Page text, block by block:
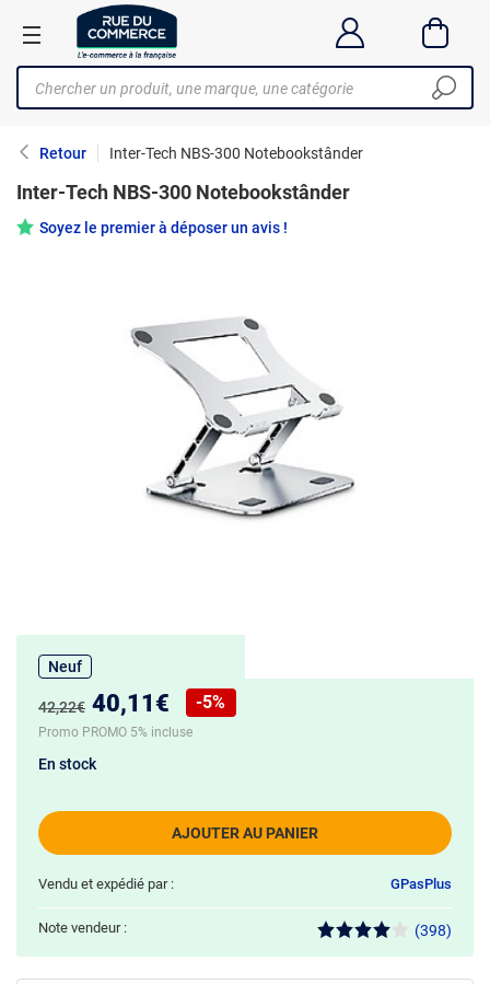
Retour Inter-Tech NBS-300 Notebookstânder
Inter-Tech NBS-300 Notebookstânder
Soyez le premier à déposer un avis !
Neuf
Ancien prix :
42,22€ Nouveau prix :
40,11€
Réduction de :
-5%
Promo PROMO 5% incluse
AJOUTER AU PANIER
En stock
Vendu et expédié par : GPasPlus
Note vendeur : (398)